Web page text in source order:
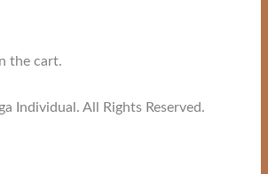
the cart.
Individual. All Rights Reserved.